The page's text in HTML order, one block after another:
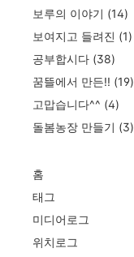
보루의 이야기 (14)
보여지고 들려진 (1)
공부합시다 (38)
꿈뜰에서 만든!! (19)
고맙습니다^^ (4)
돌봄농장 만들기 (3)
홈
태그
미디어로그
위치로그